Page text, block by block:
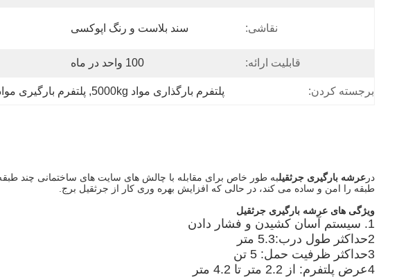
نقاشی: سند بلاست و رنگ اپوکسی
قابلیت ارائه: 100 واحد در ماه
برجسته کردن: پلتفرم بارگذاری مواد 5000kg , پلتفرم بارگیری مواد 320 سانتی
در عرشه بارگیری جرثقیلبه طور خاص برای مقابله با چالش های سایت های ساختمانی چند
طبقه را امن و ساده می کند، در حالی که افزایش بهره وری کار از جرثقیل برج.
ویژگی های عرشه بارگیری جرثقیل
1. سيستم آسان کشيدن و فشار دادن
2حداکثر طول درب:5.3 متر
3حداکثر ظرفیت حمل: 5 تن
4عرض پلتفرم: از 2.2 متر تا 4.2 متر